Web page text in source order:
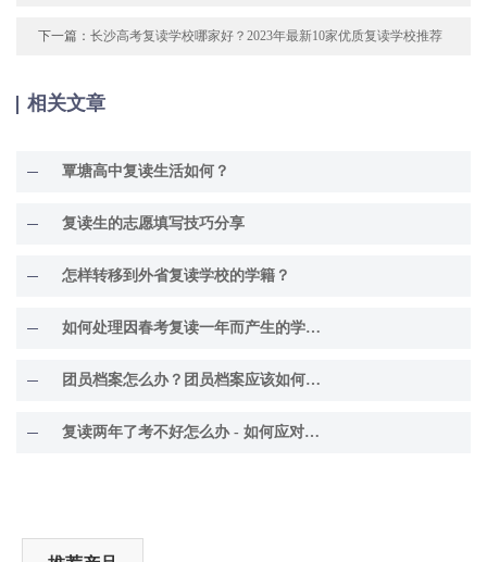
下一篇：长沙高考复读学校哪家好？2023年最新10家优质复读学校推荐
相关文章
覃塘高中复读生活如何？
复读生的志愿填写技巧分享
怎样转移到外省复读学校的学籍？
如何处理因春考复读一年而产生的学籍问题？
团员档案怎么办？团员档案应该如何处理？
复读两年了考不好怎么办 - 如何应对考试困境